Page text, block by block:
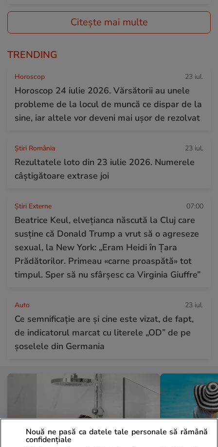
Citește mai multe
TRENDING
Horoscop 23 iul.
Horoscop 24 iulie 2026. Vărsătorii au unele
probleme de la locul de muncă ce dispar de la
sine, iar altele vor deveni mai ușor de rezolvat
Știri România 23 iul.
Rezultatele loto din 23 iulie 2026. Numerele
câștigătoare extrase joi
Știri Externe 07:00
Beatrice Keul, elvețianca născută la Cluj care
susține că Donald Trump a vrut să o agreseze
sexual, la New York: „Eram Heidi în Țara
Prădătorilor. Primeau «carne proaspătă» tot
timpul. Sper să nu sfârșesc ca Virginia Giuffre”
Auto 23 iul.
Ce semnificație are și cine este vizat, de fapt,
de indicatorul marcat cu literele „OD” de pe
șoselele din Germania
Nouă ne pasă ca datele tale personale să rămână
confidențiale